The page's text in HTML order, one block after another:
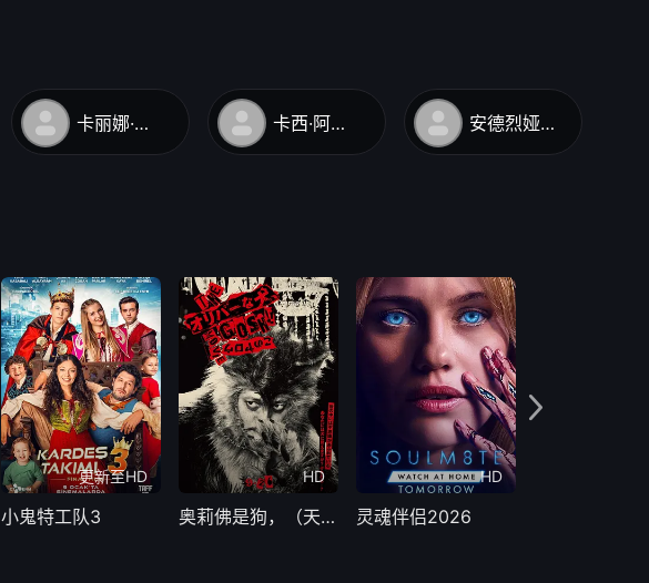
卡丽娜·齐安娜·格拉西姆 卡西·阿弗莱克 安德烈娅·瓦西里
更新至HD
小鬼特工队3
HD
奥莉佛是狗，（天哪！！）这家伙电影版
HD
灵魂伴侣2026